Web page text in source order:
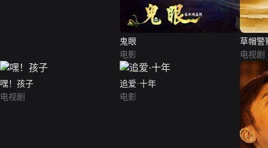
鬼眼
电影
草帽警
电视剧
嘿！孩子
电视剧
追爱·十年
电影